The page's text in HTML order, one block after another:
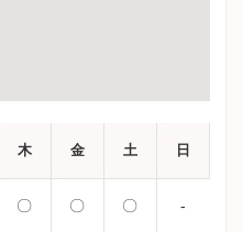
木 金 土 日
〇 〇 〇 -